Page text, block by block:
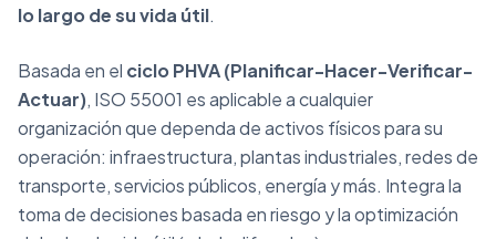
lo largo de su vida útil.
Basada en el ciclo PHVA (Planificar-Hacer-Verificar-
Actuar), ISO 55001 es aplicable a cualquier
organización que dependa de activos físicos para su
operación: infraestructura, plantas industriales, redes de
transporte, servicios públicos, energía y más. Integra la
toma de decisiones basada en riesgo y la optimización